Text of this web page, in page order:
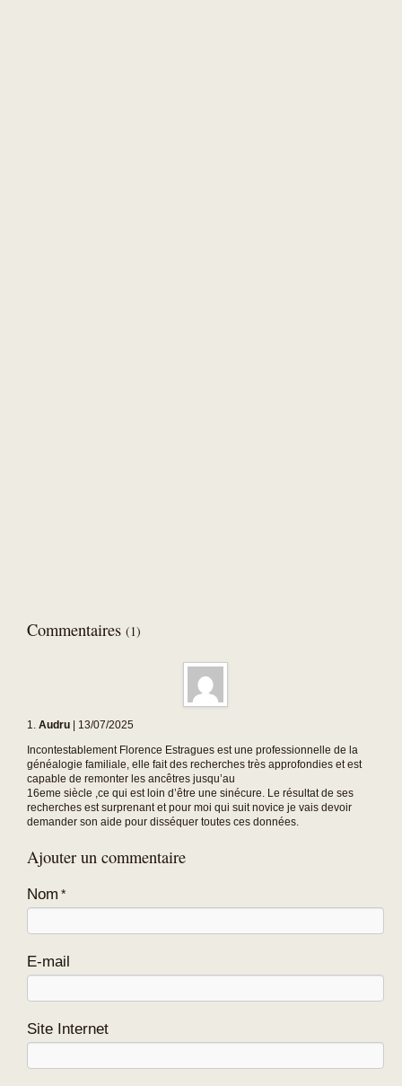
Commentaires (1)
1. Audru | 13/07/2025
Incontestablement Florence Estragues est une professionnelle de la
généalogie familiale, elle fait des recherches très approfondies et est
capable de remonter les ancêtres jusqu’au
16eme siècle ,ce qui est loin d’être une sinécure. Le résultat de ses
recherches est surprenant et pour moi qui suit novice je vais devoir
demander son aide pour disséquer toutes ces données.
Ajouter un commentaire
Nom
E-mail
Site Internet